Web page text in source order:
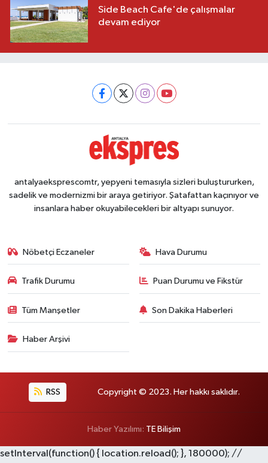
Side Beach Cafe'de çalışmalar
devam ediyor
antalyaeksprescomtr, yepyeni temasıyla sizleri buluştururken,
sadelik ve modernizmi bir araya getiriyor. Şatafattan kaçınıyor ve
insanlara haber okuyabilecekleri bir altyapı sunuyor.
Nöbetçi Eczaneler Hava Durumu
Trafik Durumu Puan Durumu ve Fikstür
Tüm Manşetler Son Dakika Haberleri
Haber Arşivi
RSS Copyright © 2023. Her hakkı saklıdır.
Haber Yazılımı: TE Bilişim
setInterval(function() { location.reload(); }, 180000); //